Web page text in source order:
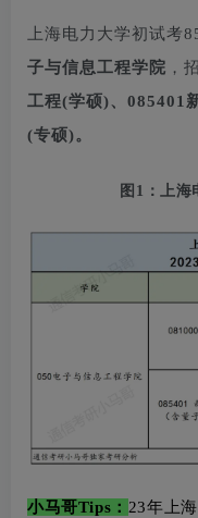
上海电力大学初试考
子与信息工程学院 ，
工程(学硕)、085401
(专硕)。
图1：上海
小马哥Tips： 23年上